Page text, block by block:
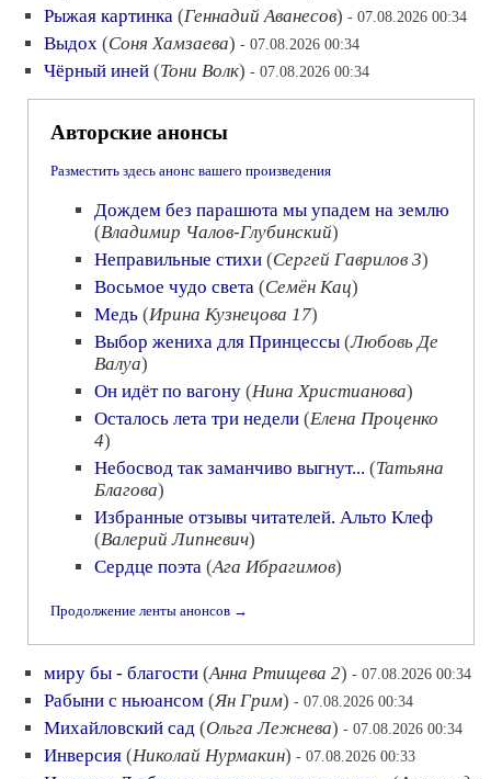
Рыжая картинка (Геннадий Аванесов) - 07.08.2026 00:34
Выдох (Соня Хамзаева) - 07.08.2026 00:34
Чёрный иней (Тони Волк) - 07.08.2026 00:34
Авторские анонсы
Разместить здесь анонс вашего произведения
Дождем без парашюта мы упадем на землю
(Владимир Чалов-Глубинский)
Неправильные стихи (Сергей Гаврилов 3)
Восьмое чудо света (Семён Кац)
Медь (Ирина Кузнецова 17)
Выбор жениха для Принцессы (Любовь Де
Валуа)
Он идёт по вагону (Нина Христианова)
Осталось лета три недели (Елена Проценко
4)
Небосвод так заманчиво выгнут... (Татьяна
Благова)
Избранные отзывы читателей. Альто Клеф
(Валерий Липневич)
Сердце поэта (Ага Ибрагимов)
Продолжение ленты анонсов →
миру бы - благости (Анна Ртищева 2) - 07.08.2026 00:34
Рабыни с ньюансом (Ян Грим) - 07.08.2026 00:34
Михайловский сад (Ольга Лежнева) - 07.08.2026 00:34
Инверсия (Николай Нурмакин) - 07.08.2026 00:33